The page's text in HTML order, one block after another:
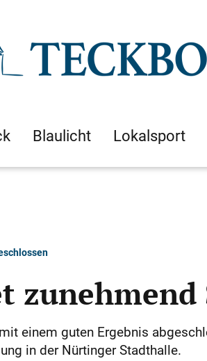
Blaulicht Lokalsport
einem guten Ergebnis
in der Nürtinger Stadthalle.